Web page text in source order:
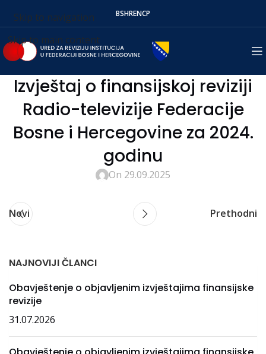
Skip to navigation
Skip to main content
BSHRENСР
Izvještaj o finansijskoj reviziji
Radio-televizije Federacije
Bosne i Hercegovine za 2024.
godinu
On 29.09.2025
Novi Prethodni
NAJNOVIJI ČLANCI
Obavještenje o objavljenim izvještajima finansijske
revizije
31.07.2026